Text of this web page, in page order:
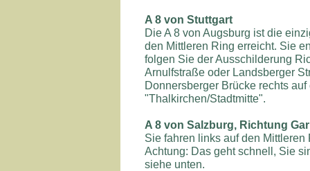
A 8 von Stuttgart
Die A 8 von Augsburg ist die
den Mittleren Ring erreicht. Sie
folgen Sie der Ausschilderung
Arnulfstraße oder Landsberger
Donnersberger Brücke rechts
"Thalkirchen/Stadtmitte".
A 8 von Salzburg, Richtung
Sie fahren links auf den
Achtung: Das geht schnell, Sie
siehe unten.